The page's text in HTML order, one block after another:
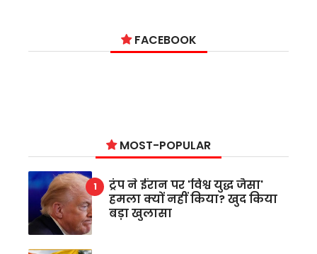
FACEBOOK
MOST-POPULAR
ट्रंप ने ईरान पर 'विश्व युद्ध जैसा'
हमला क्यों नहीं किया? खुद किया
बड़ा खुलासा